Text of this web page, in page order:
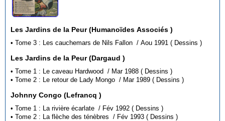
Les Jardins de la Peur (Humanoïdes Associés )
• Tome 3 : Les cauchemars de Nils Fallon / Aou 1991 ( Dessins )
Les Jardins de la Peur (Dargaud )
• Tome 1 : Le caveau Hardwood / Mar 1988 ( Dessins )
• Tome 2 : Le retour de Lady Mongo / Mar 1989 ( Dessins )
Johnny Congo (Lefrancq )
• Tome 1 : La rivière écarlate / Fév 1992 ( Dessins )
• Tome 2 : La flèche des ténèbres / Fév 1993 ( Dessins )